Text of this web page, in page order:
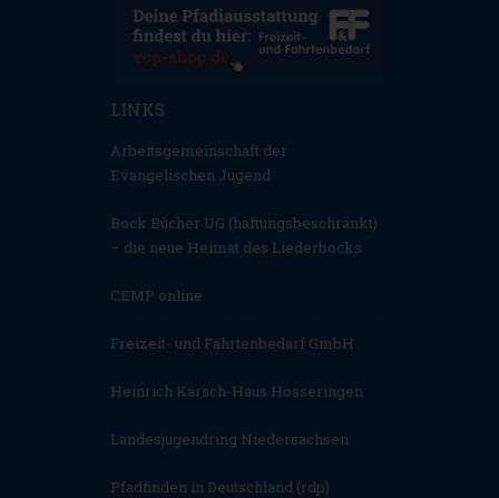
LINKS
Arbeitsgemeinschaft der
Evangelischen Jugend
Bock Bücher UG (haftungsbeschränkt)
– die neue Heimat des Liederbocks
CEMP online
Freizeit- und Fahrtenbedarf GmbH
Heinrich Karsch-Haus Hösseringen
Landesjugendring Niedersachsen
Pfadfinden in Deutschland (rdp)